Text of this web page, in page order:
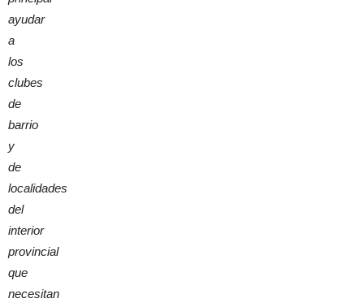
ayudar
a
los
clubes
de
barrio
y
de
localidades
del
interior
provincial
que
necesitan